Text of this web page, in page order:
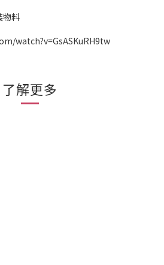
物料
watch?v=GsASKuRH9tw
了解更多